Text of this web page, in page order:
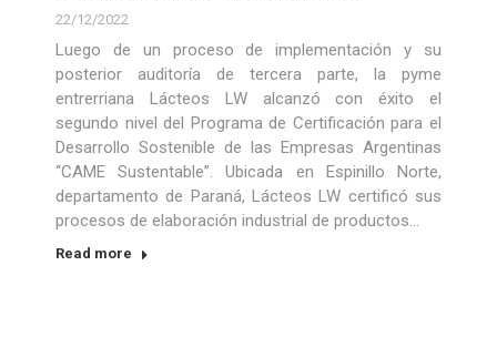
22/12/2022
Luego de un proceso de implementación y su
posterior auditoría de tercera parte, la pyme
entrerriana Lácteos LW alcanzó con éxito el
segundo nivel del Programa de Certificación para el
Desarrollo Sostenible de las Empresas Argentinas
“CAME Sustentable”. Ubicada en Espinillo Norte,
departamento de Paraná, Lácteos LW certificó sus
procesos de elaboración industrial de productos…
Read more